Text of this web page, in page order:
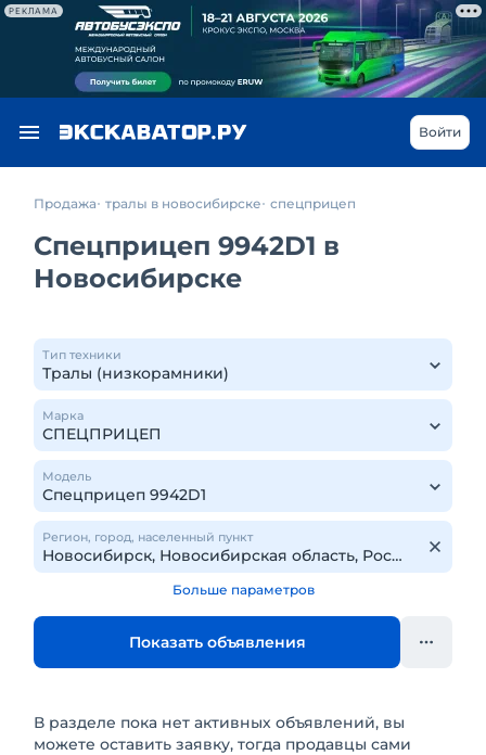
РЕКЛАМА
Войти
Продажа тралы в новосибирске спецприцеп
Спецприцеп 9942D1 в
Новосибирске
Тип техники
Марка
Модель
Регион, город, населенный пункт
Больше параметров
Показать объявления
В разделе пока нет активных объявлений, вы
можете оставить заявку, тогда продавцы сами